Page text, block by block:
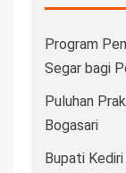
Program
Segar bagi
Puluhan
Bogasari
Bupati